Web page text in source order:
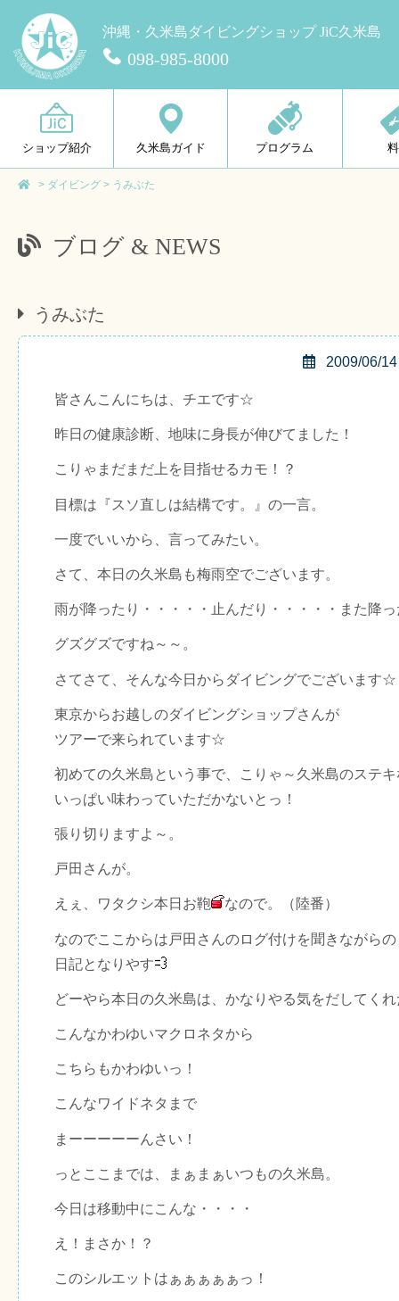
沖縄・久米島ダイビングショップ JiC久米島
098-985-8000
ショップ紹介 久米島ガイド プログラム
> ダイビング > うみぶた
ブログ & NEWS
うみぶた
2009/06/14
皆さんこんにちは、チエです☆
昨日の健康診断、地味に身長が伸びてました！
こりゃまだまだ上を目指せるカモ！？
目標は『スソ直しは結構です。』の一言。
一度でいいから、言ってみたい。
さて、本日の久米島も梅雨空でございます。
雨が降ったり・・・・・止んだり・・・・・また降
グズグズですね～～。
さてさて、そんな今日からダイビングでございます☆
東京からお越しのダイビングショップさんが
ツアーで来られています☆
初めての久米島という事で、こりゃ～久米島のステ
いっぱい味わっていただかないとっ！
張り切りますよ～。
戸田さんが。
えぇ、ワタクシ本日お鞄 なので。（陸番）
なのでここからは戸田さんのログ付けを聞きながらの
日記となりやす
どーやら本日の久米島は、かなりやる気をだしてく
こんなかわゆいマクロネタから
こちらもかわゆいっ！
こんなワイドネタまで
まーーーーーんさい！
っとここまでは、まぁまぁいつもの久米島。
今日は移動中にこんな・・・・
え！まさか！？
このシルエットはぁぁぁぁぁっ！